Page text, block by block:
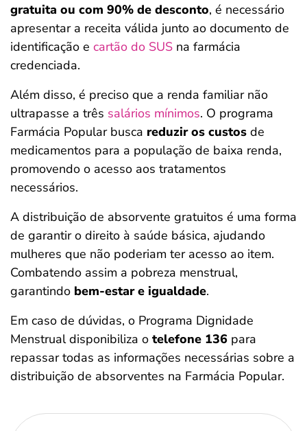
gratuita ou com 90% de desconto, é necessário
apresentar a receita válida junto ao documento de
identificação e cartão do SUS na farmácia
credenciada.
Além disso, é preciso que a renda familiar não
ultrapasse a três salários mínimos. O programa
Farmácia Popular busca reduzir os custos de
medicamentos para a população de baixa renda,
promovendo o acesso aos tratamentos
necessários.
A distribuição de absorvente gratuitos é uma forma
de garantir o direito à saúde básica, ajudando
mulheres que não poderiam ter acesso ao item.
Combatendo assim a pobreza menstrual,
garantindo bem-estar e igualdade.
Em caso de dúvidas, o Programa Dignidade
Menstrual disponibiliza o telefone 136 para
repassar todas as informações necessárias sobre a
distribuição de absorventes na Farmácia Popular.